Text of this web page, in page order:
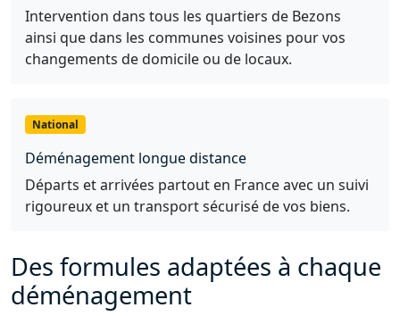
Intervention dans tous les quartiers de Bezons
ainsi que dans les communes voisines pour vos
changements de domicile ou de locaux.
National
Déménagement longue distance
Départs et arrivées partout en France avec un suivi
rigoureux et un transport sécurisé de vos biens.
Des formules adaptées à chaque
déménagement